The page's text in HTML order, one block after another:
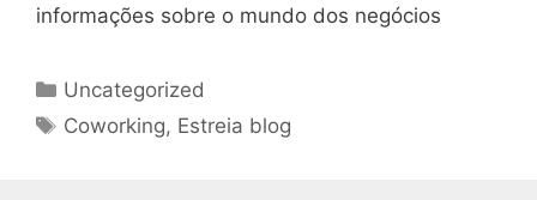
informações sobre o mundo dos negócios
Uncategorized
Coworking, Estreia blog